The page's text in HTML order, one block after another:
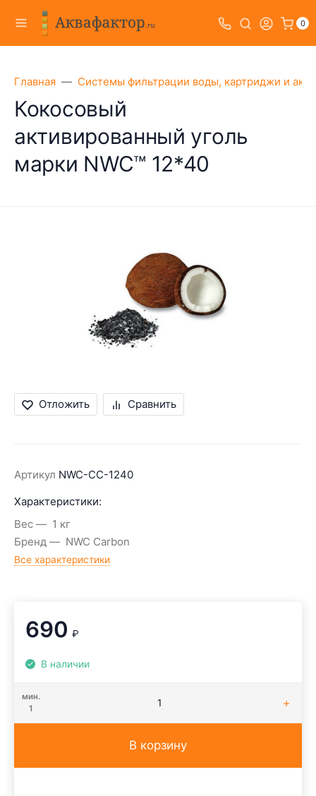
0
Главная Системы фильтрации воды, картриджи и
Кокосовый
активированный уголь
марки NWC™ 12*40
Отложить Сравнить
Артикул NWC-CC-1240
Характеристики:
Вес
1 кг
Бренд
NWC Carbon
Все характеристики
690 ₽
В наличии
мин.
1
В корзину